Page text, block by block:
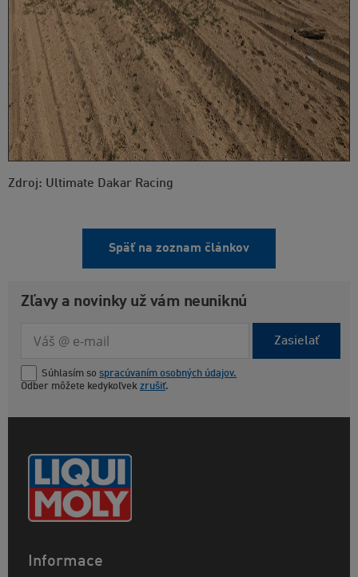
Zdroj: Ultimate Dakar Racing
Späť na zoznam článkov
Zľavy a novinky už vám neuniknú
Zasielať
Súhlasím so spracúvaním osobných údajov.
Odber môžete kedykoľvek zrušiť.
Informace